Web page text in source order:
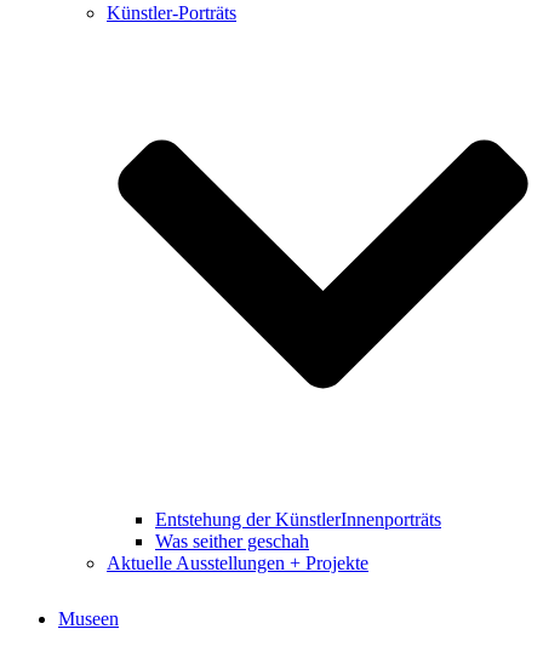
Künstler-Porträts
Entstehung der KünstlerInnenporträts
Was seither geschah
Aktuelle Ausstellungen + Projekte
Museen